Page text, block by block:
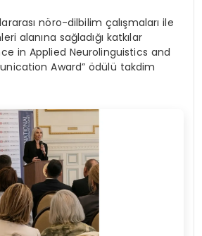
nöro-dilbilim çalışmaları ile
alanına sağladığı katkılar
in Applied Neurolinguistics and
Award” ödülü takdim